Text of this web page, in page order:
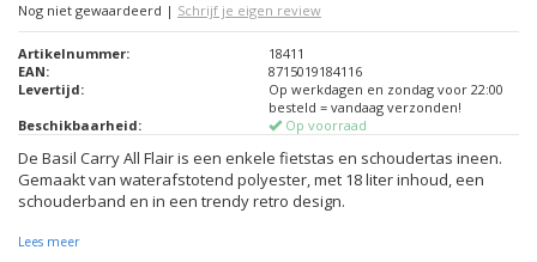
Nog niet gewaardeerd | Schrijf je eigen review
Artikelnummer:
18411
EAN:
8715019184116
Levertijd:
Op werkdagen en zondag voor 22:00
besteld = vandaag verzonden!
Beschikbaarheid:
Op voorraad
De Basil Carry All Flair is een enkele fietstas en schoudertas ineen.
Gemaakt van waterafstotend polyester, met 18 liter inhoud, een
schouderband en in een trendy retro design.
Lees meer